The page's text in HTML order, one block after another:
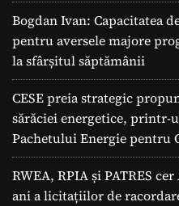
Bogdan Ivan: Capacitatea
pentru aversele majore
la sfârșitul săptămânii
CESE preia strategic
sărăciei energetice, printr-
Pachetului Energie pentru
RWEA, RPIA și PATRES
ani a licitațiilor de